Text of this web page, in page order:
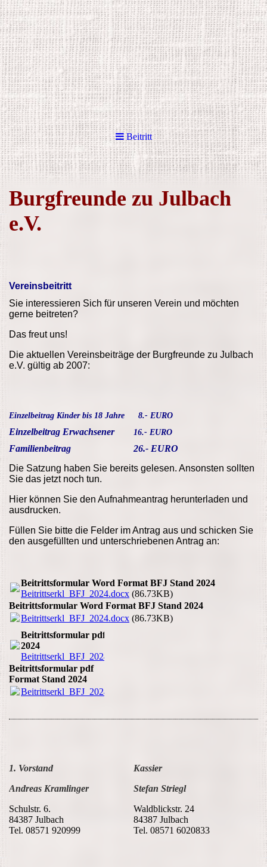
Beitritt
Burgfreunde zu Julbach
e.V.
Vereinsbeitritt
Sie interessieren Sich für unseren Verein und möchten
gerne beitreten?
Das freut uns!
Die aktuellen Vereinsbeiträge der Burgfreunde zu Julbach
e.V. gültig ab 2007:
Einzelbeitrag Kinder bis 18 Jahre 8.- EURO
Einzelbeitrag Erwachsener 16.- EURO
Familienbeitrag
26.- EURO
Die Satzung haben Sie bereits gelesen. Ansonsten sollten
Sie das jetzt noch tun.
Hier können Sie den Aufnahmeantrag herunterladen und
ausdrucken.
Füllen Sie bitte die Felder im Antrag aus und schicken Sie
den ausgefüllten und unterschriebenen Antrag an:
Beitrittsformular Word Format BFJ Stand 2024
Beitrittserkl_BFJ_2024.docx (86.73KB)
Beitrittsformular Word Format BFJ Stand 2024
Beitrittserkl_BFJ_2024.docx (86.73KB)
Beitrittsformular pdf Format Stand
2024
Beitrittserkl_BFJ_2024.pdf
Beitrittsformular pdf
Format Stand 2024
Beitrittserkl_BFJ_2024.pdf
1. Vorstand
Andreas Kramlinger
Schulstr. 6.
84387 Julbach
Tel. 08571 920999
Kassier
Stefan Striegl
Waldblickstr. 24
84387 Julbach
Tel. 08571 6020833